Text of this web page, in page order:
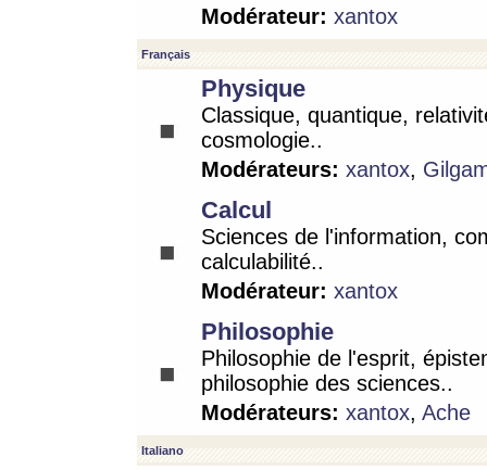
Modérateur: xantox
Français
Physique
Classique, quantique,
cosmologie..
Modérateurs: xantox,
Calcul
Sciences de l'information,
calculabilité..
Modérateur: xantox
Philosophie
Philosophie de l'esprit,
philosophie des sciences..
Modérateurs: xantox, Ache
Italiano